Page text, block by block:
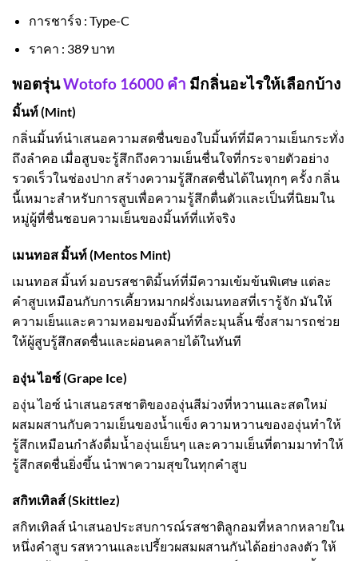
การชาร์จ : Type-C
ราคา : 389 บาท
พอตรุ่นWotofo 16000 คำ มีกลิ่นอะไรให้เลือกบ้าง
มิ้นท์ (Mint)
กลิ่นมิ้นท์นำเสนอความสดชื่นของใบมิ้นท์ที่มีความเย็นกระทั่ง
ถึงลำคอ เมื่อสูบจะรู้สึกถึงความเย็นชื่นใจที่กระจายตัวอย่าง
รวดเร็วในช่องปาก สร้างความรู้สึกสดชื่นได้ในทุกๆ ครั้ง กลิ่น
นี้เหมาะสำหรับการสูบเพื่อความรู้สึกตื่นตัวและเป็นที่นิยมใน
หมู่ผู้ที่ชื่นชอบความเย็นของมิ้นท์ที่แท้จริง
เมนทอส มิ้นท์ (Mentos Mint)
เมนทอส มิ้นท์ มอบรสชาติมิ้นท์ที่มีความเข้มข้นพิเศษ แต่ละ
คำสูบเหมือนกับการเคี้ยวหมากฝรั่งเมนทอสที่เรารู้จัก มันให้
ความเย็นและความหอมของมิ้นท์ที่ละมุนลิ้น ซึ่งสามารถช่วย
ให้ผู้สูบรู้สึกสดชื่นและผ่อนคลายได้ในทันที
องุ่น ไอซ์ (Grape Ice)
องุ่น ไอซ์ นำเสนอรสชาติขององุ่นสีม่วงที่หวานและสดใหม่
ผสมผสานกับความเย็นของน้ำแข็ง ความหวานขององุ่นทำให้
รู้สึกเหมือนกำลังดื่มน้ำองุ่นเย็นๆ และความเย็นที่ตามมาทำให้
รู้สึกสดชื่นยิ่งขึ้น นำพาความสุขในทุกคำสูบ
สกิทเทิลส์ (Skittlez)
สกิทเทิลส์ นำเสนอประสบการณ์รสชาติลูกอมที่หลากหลายใน
หนึ่งคำสูบ รสหวานและเปรี้ยวผสมผสานกันได้อย่างลงตัว ให้